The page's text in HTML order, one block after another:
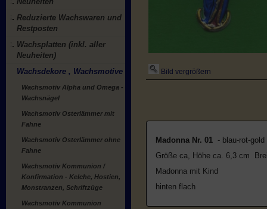
Reduzierte Wachswaren und
Restposten
Wachsplatten (inkl. aller
Neuheiten)
Wachsdekore , Wachsmotive
Wachsmotiv Alpha und Omega -
Wachsnägel
Wachsmotiv Osterlämmer mit
Fahne
Wachsmotiv Osterlämmer ohne
Fahne
Wachsmotiv Kommunion /
Konfirmation - Kelche, Hostien,
Monstranzen, Schriftzüge
Wachsmotiv Kommunion
Bild vergrößern
Madonna Nr. 01 - blau-rot-gold
Größe ca, Höhe ca. 6,3 cm
Madonna mit Kind
hinten flach